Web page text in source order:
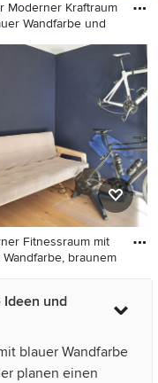
Moderner Kraftraum
Wandfarbe und
Moderner Kraftraum
Wandfarbe und
Fitnessraum mit
Wandfarbe, braunem
Fitnessraum mit
Wandfarbe, braunem
Ideen und
blauer Wandfarbe
planen einen